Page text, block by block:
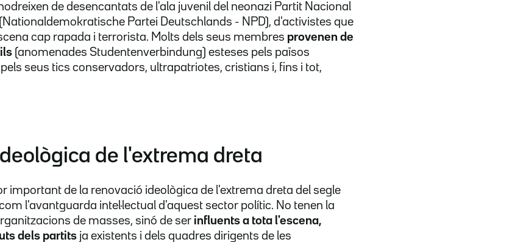
de desencantats de l'ala juvenil del neonazi Partit Nacional
Partei Deutschlands - NPD), d'activistes que
cap rapada i terrorista. Molts dels seus membres provenen de
(anomenades Studentenverbindung) esteses pels països
seus tics conservadors, ultrapatriotes, cristians i, fins i tot,
de l'extrema dreta
important de la renovació ideològica de l'extrema dreta del segle
l'avantguarda intel·lectual d'aquest sector polític. No tenen la
de masses, sinó de ser influents a tota l'escena,
dels partits ja existents i dels quadres dirigents de les